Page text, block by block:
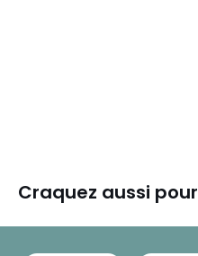
Craquez aussi pour